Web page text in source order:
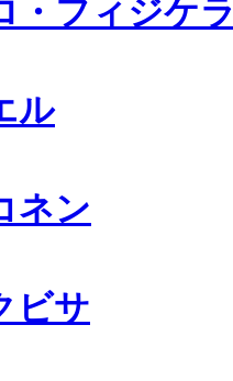
・フィジケラ
ル
ネン
ビサ